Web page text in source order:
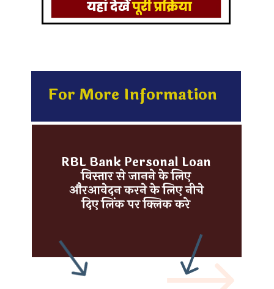
For More Information
RBL Bank Personal Loan
विस्तार से जानने के लिए
औरआवेदन करने के लिए नीचे
दिए लिंक पर क्लिक करे